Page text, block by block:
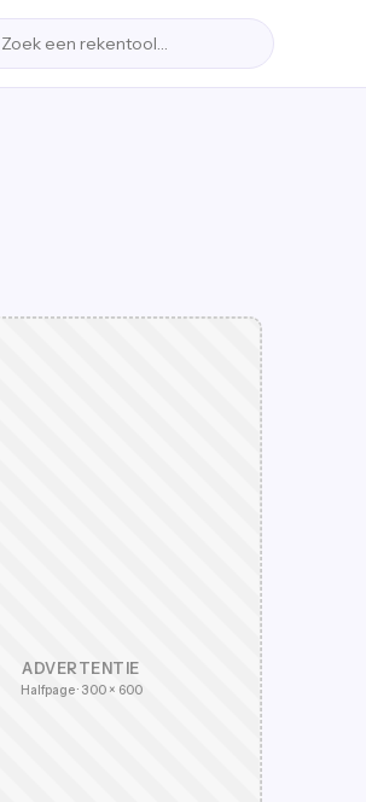
ADVERTENTIE
Halfpage · 300 × 600